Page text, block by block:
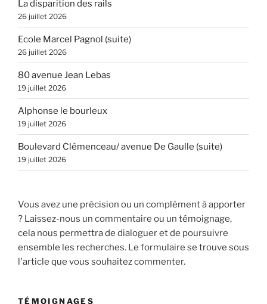
La disparition des rails
26 juillet 2026
Ecole Marcel Pagnol (suite)
26 juillet 2026
80 avenue Jean Lebas
19 juillet 2026
Alphonse le bourleux
19 juillet 2026
Boulevard Clémenceau/ avenue De Gaulle (suite)
19 juillet 2026
Vous avez une précision ou un complément à apporter
? Laissez-nous un commentaire ou un témoignage,
cela nous permettra de dialoguer et de poursuivre
ensemble les recherches. Le formulaire se trouve sous
l'article que vous souhaitez commenter.
TÉMOIGNAGES